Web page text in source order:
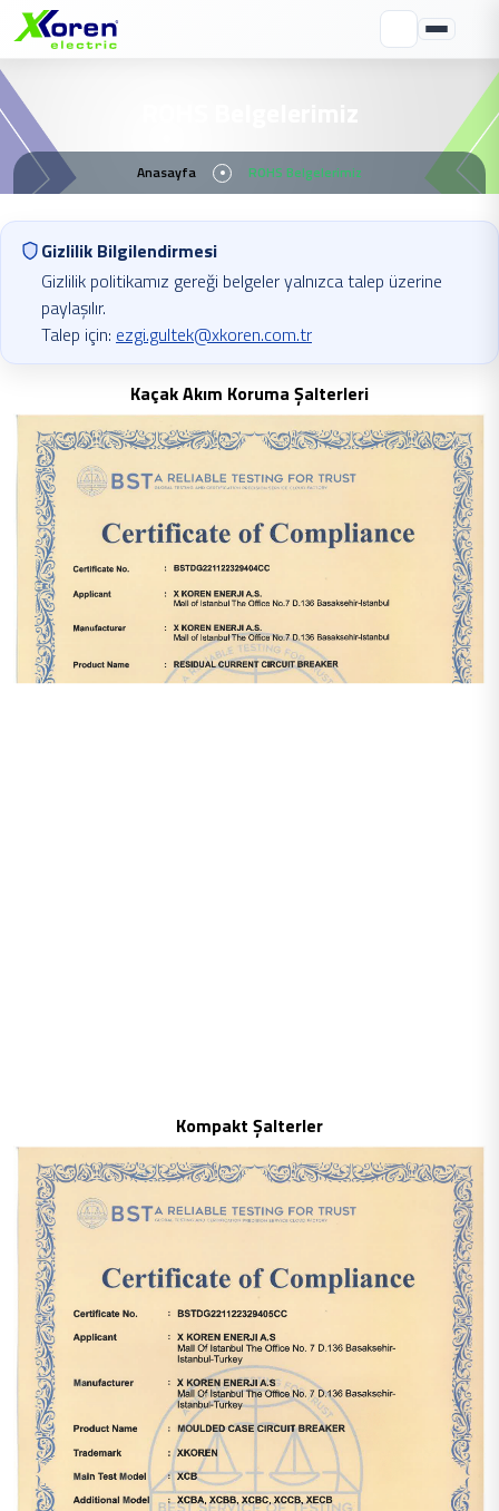
Anasayfa ROHS Belgelerimiz
Gizlilik Bilgilendirmesi
Gizlilik politikamız gereği belgeler yalnızca talep üzerine
paylaşılır.
Talep için: ezgi.gultek@xkoren.com.tr
Kaçak Akım Koruma Şalterleri
Kompakt Şalterler